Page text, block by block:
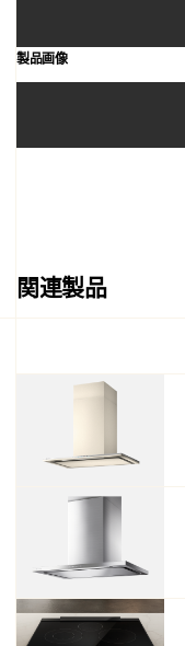
製品画像
関連製品